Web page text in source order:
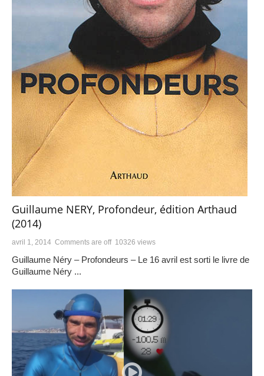
Guillaume NERY, Profondeur, édition Arthaud
(2014)
avril 1, 2014 Comments are off 10326 views
Guillaume Néry – Profondeurs – Le 16 avril est sorti le livre de
Guillaume Néry ...